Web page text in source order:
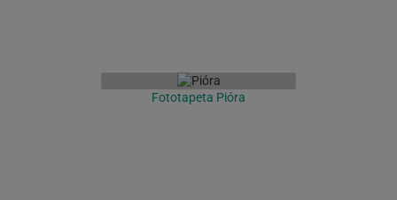
Fototapeta Pióra